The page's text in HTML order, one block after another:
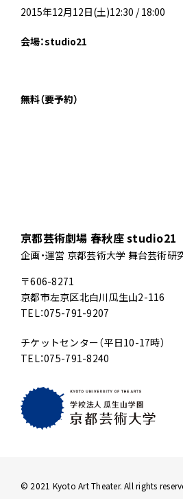
2015年12月12日(土)12:30 / 18:00
会場：studio21
無料（要予約）
京都芸術劇場 春秋座 studio21
企画・運営 京都芸術大学 舞台芸術研
〒606-8271
京都市左京区北白川瓜生山2-116
TEL：075-791-9207
チケットセンター（平日10-17時）
TEL：075-791-8240
© 2021 Kyoto Art Theater. All rights